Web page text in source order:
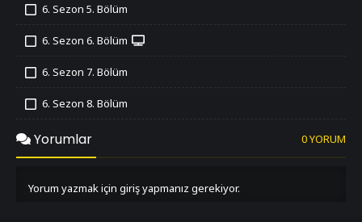
6. Sezon 5. Bölüm
6. Sezon 6. Bölüm
6. Sezon 7. Bölüm
6. Sezon 8. Bölüm
İzledim
6. Sezon 9. Bölüm
İzledim
Yorumlar 0 YORUM
Yorum yazmak için giriş yapmanız gerekiyor.